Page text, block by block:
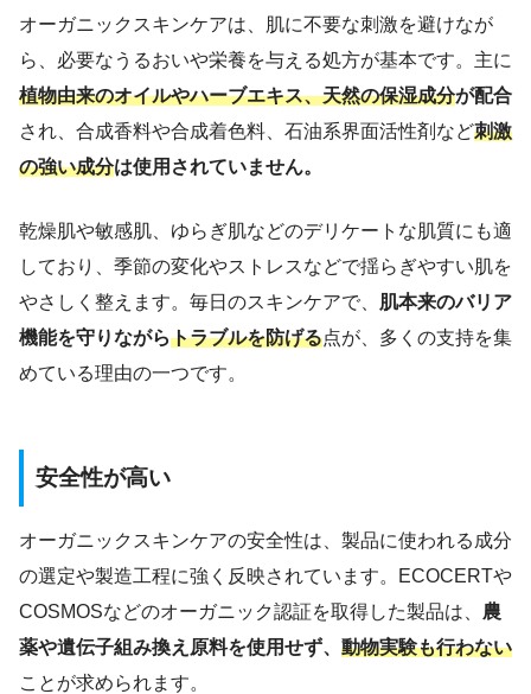
オーガニックスキンケアは、肌に不要な刺激を避けなが
ら、必要なうるおいや栄養を与える処方が基本です。主に
植物由来のオイルやハーブエキス、天然の保湿成分が配合
され、合成香料や合成着色料、石油系界面活性剤など刺激
の強い成分は使用されていません。
乾燥肌や敏感肌、ゆらぎ肌などのデリケートな肌質にも適
しており、季節の変化やストレスなどで揺らぎやすい肌を
やさしく整えます。毎日のスキンケアで、 肌本来のバリア
機能を守りながらトラブルを防げる点が、多くの支持を集
めている理由の一つです。
安全性が高い
オーガニックスキンケアの安全性は、製品に使われる成分
の選定や製造工程に強く反映されています。ECOCERTや
COSMOSなどのオーガニック認証を取得した製品は、 農
薬や遺伝子組み換え原料を使用せず、 動物実験も行わない
ことが求められます。